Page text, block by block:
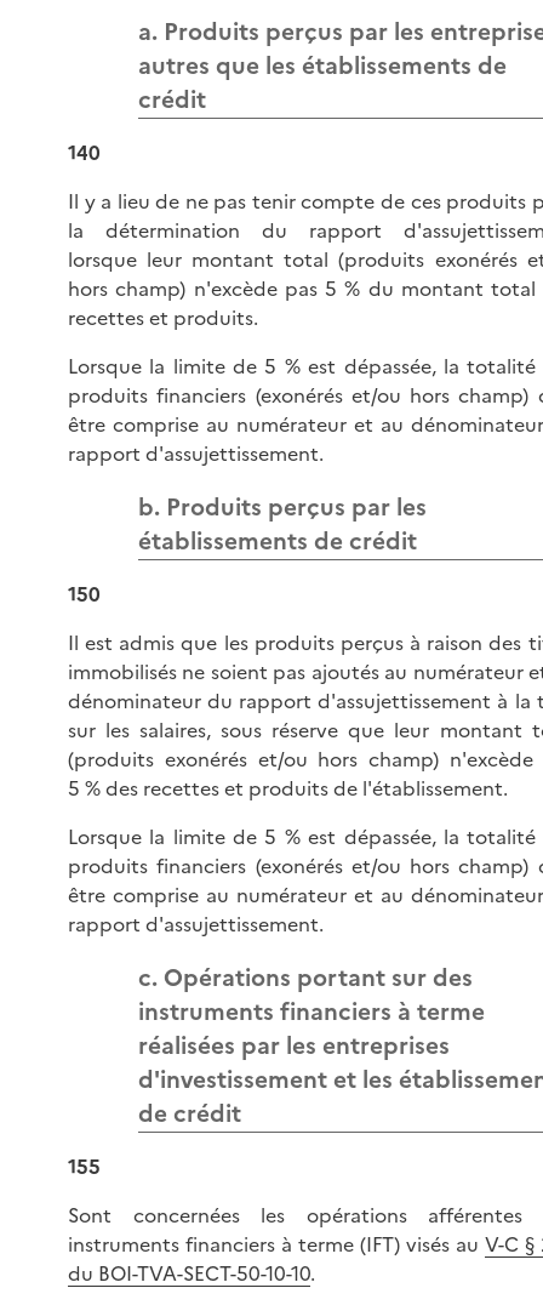
a. Produits perçus par les
autres que les établissements de
crédit
140
Il y a lieu de ne pas tenir compte de ces produits
la détermination du rapport
lorsque leur montant total (produits exonérés
hors champ) n'excède pas 5 % du montant total
recettes et produits.
Lorsque la limite de 5 % est dépassée, la totalité
produits financiers (exonérés et/ou hors champ)
être comprise au numérateur et au
rapport d'assujettissement.
b. Produits perçus par les
établissements de crédit
150
Il est admis que les produits perçus à raison des
immobilisés ne soient pas ajoutés au numérateur
dénominateur du rapport d'assujettissement à la
sur les salaires, sous réserve que leur montant
(produits exonérés et/ou hors champ) n'excède
5 % des recettes et produits de l'établissement.
Lorsque la limite de 5 % est dépassée, la totalité
produits financiers (exonérés et/ou hors champ)
être comprise au numérateur et au
rapport d'assujettissement.
c. Opérations portant sur des
instruments financiers à terme
réalisées par les entreprises
d'investissement et les
de crédit
155
Sont concernées les opérations afférentes
instruments financiers à terme (IFT) visés au V-C §
du BOI-TVA-SECT-50-10-10.